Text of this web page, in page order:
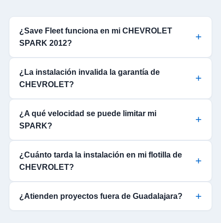
¿Save Fleet funciona en mi CHEVROLET
SPARK 2012?
¿La instalación invalida la garantía de
CHEVROLET?
¿A qué velocidad se puede limitar mi
SPARK?
¿Cuánto tarda la instalación en mi flotilla de
CHEVROLET?
¿Atienden proyectos fuera de Guadalajara?